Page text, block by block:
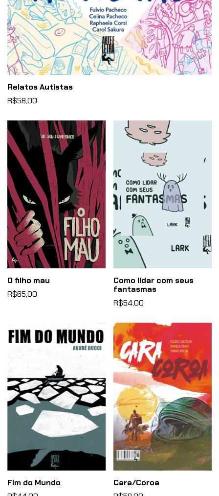
Relatos Autistas
R$58,00
O filho mau
R$65,00
Como lidar com seus
fantasmas
R$54,00
Fim do Mundo
Cara/Coroa